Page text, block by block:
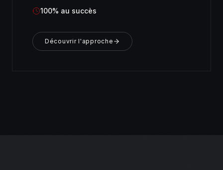
100% au succès
Découvrir l'approche